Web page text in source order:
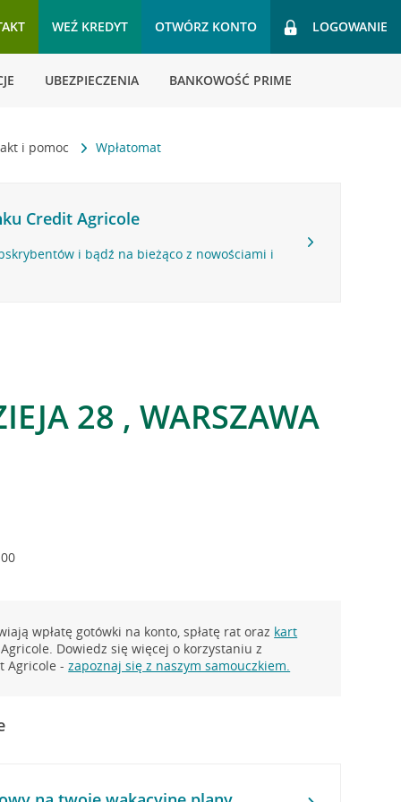
WEŹ KREDYT OTWÓRZ KONTO LOGOWANIE
UBEZPIECZENIA BANKOWOŚĆ PRIME
i pomoc Wpłatomat
Credit Agricole
i bądź na bieżąco z nowościami i
28 , WARSZAWA
wpłatę gotówki na konto, spłatę rat oraz kart
Dowiedz się więcej o korzystaniu z
Agricole -zapoznaj się z naszym samouczkiem.